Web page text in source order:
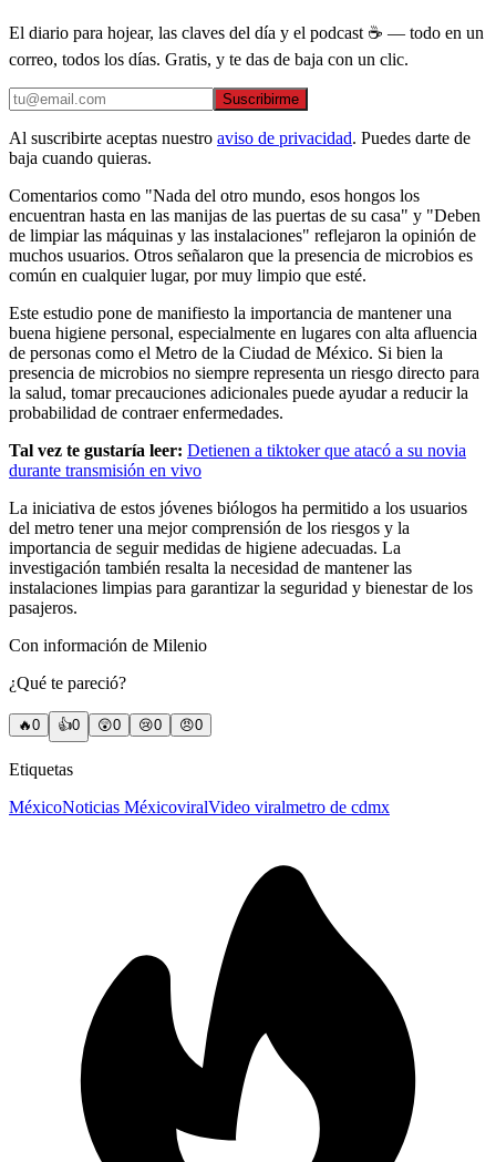
El diario para hojear, las claves del día y el podcast ☕ — todo en un
correo, todos los días. Gratis, y te das de baja con un clic.
Suscribirme
Al suscribirte aceptas nuestro aviso de privacidad. Puedes darte de
baja cuando quieras.
Comentarios como "Nada del otro mundo, esos hongos los
encuentran hasta en las manijas de las puertas de su casa" y "Deben
de limpiar las máquinas y las instalaciones" reflejaron la opinión de
muchos usuarios. Otros señalaron que la presencia de microbios es
común en cualquier lugar, por muy limpio que esté.
Este estudio pone de manifiesto la importancia de mantener una
buena higiene personal, especialmente en lugares con alta afluencia
de personas como el Metro de la Ciudad de México. Si bien la
presencia de microbios no siempre representa un riesgo directo para
la salud, tomar precauciones adicionales puede ayudar a reducir la
probabilidad de contraer enfermedades.
Tal vez te gustaría leer: Detienen a tiktoker que atacó a su novia
durante transmisión en vivo
La iniciativa de estos jóvenes biólogos ha permitido a los usuarios
del metro tener una mejor comprensión de los riesgos y la
importancia de seguir medidas de higiene adecuadas. La
investigación también resalta la necesidad de mantener las
instalaciones limpias para garantizar la seguridad y bienestar de los
pasajeros.
Con información de Milenio
¿Qué te pareció?
🔥0 👍0 😲0 😢0 😠0
Etiquetas
MéxicoNoticias MéxicoviralVideo viralmetro de cdmx